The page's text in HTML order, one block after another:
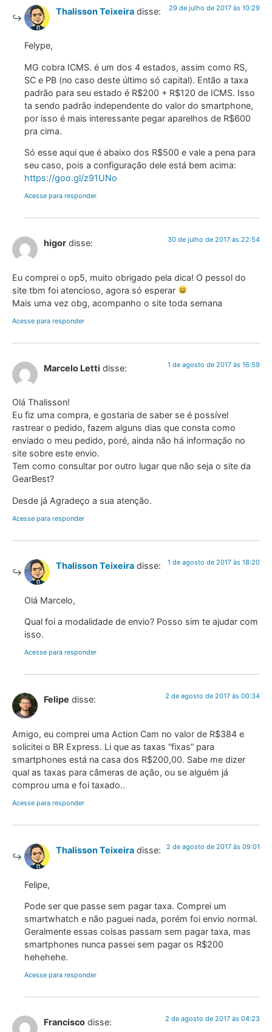
Thalisson Teixeira disse: 29 de julho de 2017 às 10:29
Felype,
MG cobra ICMS. é um dos 4 estados, assim como RS,
SC e PB (no caso deste último só capital). Então a taxa
padrão para seu estado é R$200 + R$120 de ICMS. Isso
ta sendo padrão independente do valor do smartphone,
por isso é mais interessante pegar aparelhos de R$600
pra cima.
Só esse aqui que é abaixo dos R$500 e vale a pena para
seu caso, pois a configuração dele está bem acima:
https://goo.gl/z91UNo
Acesse para responder
higor disse: 30 de julho de 2017 às 22:54
Eu comprei o op5, muito obrigado pela dica! O pessol do
site tbm foi atencioso, agora só esperar
Mais uma vez obg, acompanho o site toda semana
Acesse para responder
Marcelo Letti disse: 1 de agosto de 2017 às 16:59
Olá Thalisson!
Eu fiz uma compra, e gostaria de saber se é possível
rastrear o pedido, fazem alguns dias que consta como
enviado o meu pedido, poré, ainda não há informação no
site sobre este envio.
Tem como consultar por outro lugar que não seja o site da
GearBest?
Desde já Agradeço a sua atenção.
Acesse para responder
Thalisson Teixeira disse: 1 de agosto de 2017 às 18:20
Olá Marcelo,
Qual foi a modalidade de envio? Posso sim te ajudar com
isso.
Acesse para responder
Felipe disse: 2 de agosto de 2017 às 00:34
Amigo, eu comprei uma Action Cam no valor de R$384 e
solicitei o BR Express. Li que as taxas “fixas” para
smartphones está na casa dos R$200,00. Sabe me dizer
qual as taxas para câmeras de ação, ou se alguém já
comprou uma e foi taxado..
Acesse para responder
Thalisson Teixeira disse: 2 de agosto de 2017 às 09:01
Felipe,
Pode ser que passe sem pagar taxa. Comprei um
smartwhatch e não paguei nada, porém foi envio normal.
Geralmente essas coisas passam sem pagar taxa, mas
smartphones nunca passei sem pagar os R$200
hehehehe.
Acesse para responder
Francisco disse: 2 de agosto de 2017 às 04:23